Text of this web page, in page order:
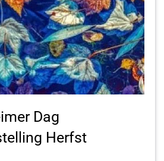
Dag
Herfst